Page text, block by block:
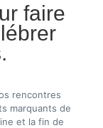
faire
rencontres
marquants de
et la fin de